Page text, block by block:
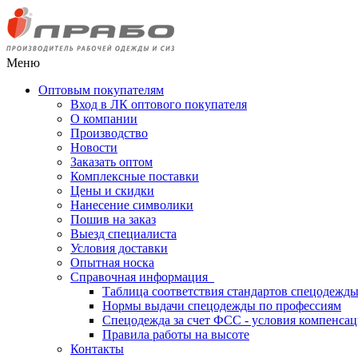
Меню
Оптовым покупателям
Вход в ЛК оптового покупателя
О компании
Производство
Новости
Заказать оптом
Комплексные поставки
Цены и скидки
Нанесение символики
Пошив на заказ
Выезд специалиста
Условия доставки
Опытная носка
Справочная информация
Таблица соответствия стандартов спецодежды
Нормы выдачи спецодежды по профессиям
Спецодежда за счет ФСС - условия
Правила работы на высоте
Контакты